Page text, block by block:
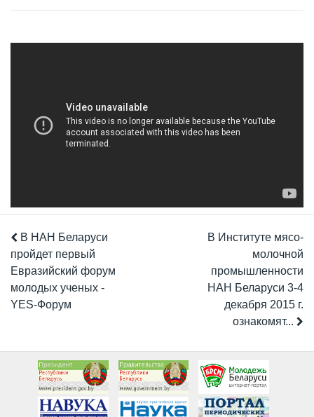
В НАН Беларуси
пройдет первый
Евразийский форум
молодых ученых -
YES-Форум
В Институте мясо-
молочной
промышленности
НАН Беларуси 3-4
декабря 2015 г.
ознакомят...